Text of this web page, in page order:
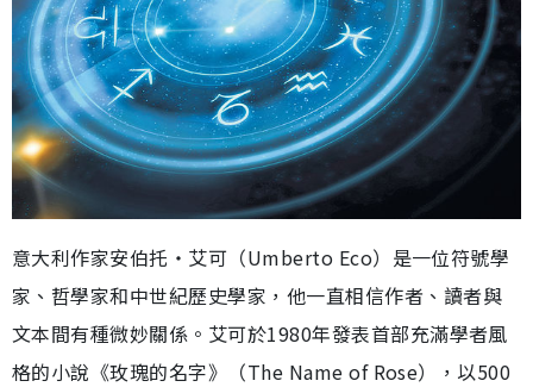
意大利作家安伯托‧艾可（Umberto Eco）是一位符號學
家、哲學家和中世紀歷史學家，他一直相信作者、讀者與
文本間有種微妙關係。艾可於1980年發表首部充滿學者風
格的小說《玫瑰的名字》（The Name of Rose），以500